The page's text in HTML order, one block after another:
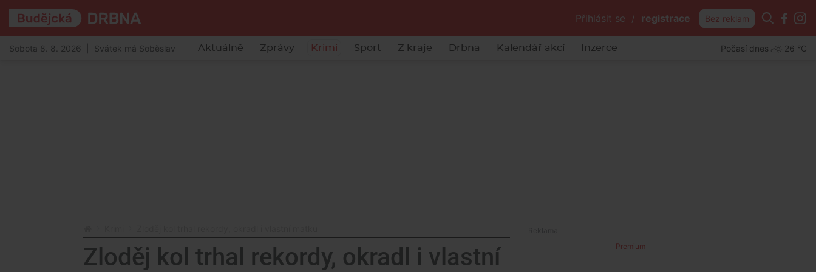
Přihlásit se / registrace Bez reklam
Sobota 8. 8. 2026 | Svátek má Soběslav Aktuálně Zprávy Krimi Sport Z kraje Drbna Kalendář akcí Inzerce Počasí dnes 26 °C
Zloděj kol trhal rekordy, okradl i vlastní Premium